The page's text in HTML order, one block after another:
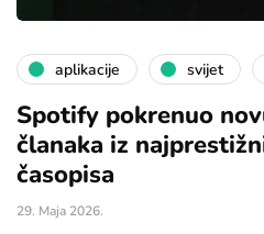
aplikacije svijet
Spotify pokrenuo
članaka iz
časopisa
29. Maja 2026.